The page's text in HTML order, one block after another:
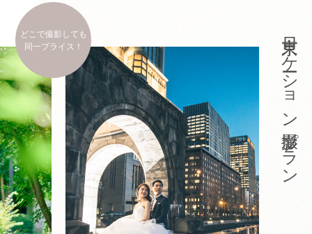
どこで撮影しても
同一プライス！
東京ロケーション撮影プラン